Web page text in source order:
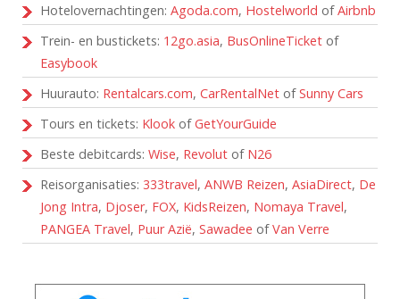
Hotelovernachtingen: Agoda.com, Hostelworld ofAirbnb
Trein- en bustickets: 12go.asia, BusOnlineTicket of
Easybook
Huurauto: Rentalcars.com, CarRentalNet ofSunny Cars
Tours en tickets: Klook ofGetYourGuide
Beste debitcards: Wise, Revolut of N26
Reisorganisaties: 333travel, ANWB Reizen, AsiaDirect, De
Jong Intra, Djoser, FOX, KidsReizen, Nomaya Travel,
PANGEA Travel, Puur Azië, Sawadee ofVan Verre